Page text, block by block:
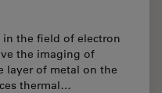
the field of electron
the imaging of
layer of metal on the
thermal…